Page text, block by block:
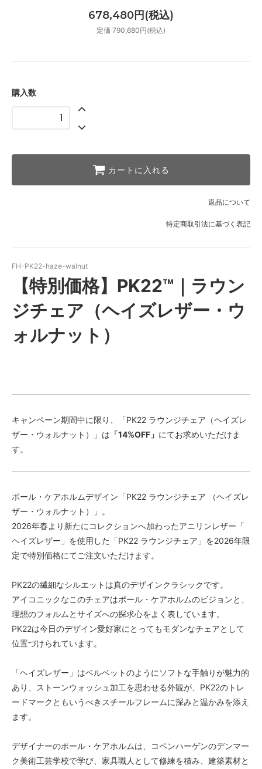
678,480円(税込)
定価 790,680円(税込)
購入数
カートに入れる
返品について
特定商取引法に基づく表記
FH-PK22-haze-walnut
【特別価格】PK22™｜ラウン
ジチェア（ヘイズレザー・ウ
ォルナット）
キャンペーン期間中に限り、「PK22 ラウンジチェア（ヘイズレ
ザー・ウォルナット）」は 「14%OFF」 にてお求めいただけま
す。
ポール・ケアホルムデザイン「PK22 ラウンジチェア （ヘイズレ
ザー・ウォルナット）」。
2026年春より新たにコレクションへ加わったアニリンレザー「
ヘイズレザー」を使用した「PK22 ラウンジチェア」を2026年限
定で特別価格にてご注文いただけます。
PK22の繊細なシルエットは真のデザインクラシックです。
アイコニックなこのチェアはポール・ケアホルムのビジョンと、
理想のフォルムとサイズへの探求心をよく表しています。
PK22は今日のデザイン愛好家にとってもモダンなチェアとして
位置づけられています。
「ヘイズレザー」はベルベットのようにソフトな手触りが魅力的
あり、ストーンウォッシュ加工を思わせる外観が、PK22のトレ
ードマークともいうべきスチールフレームに深みと温かみを添え
ます。
デザイナーのポール・ケアホルムは、コペンハーゲンのデンマー
ク美術工芸学校で学び、家具職人として修練を積み、建築素材と